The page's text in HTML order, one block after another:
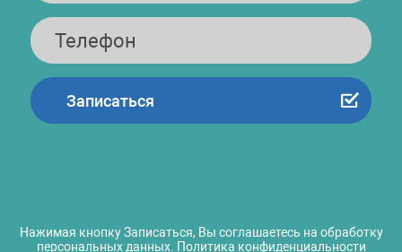
Нажимая кнопку Записаться, Вы соглашаетесь на обработку
персональных данных. Политика конфиденциальности